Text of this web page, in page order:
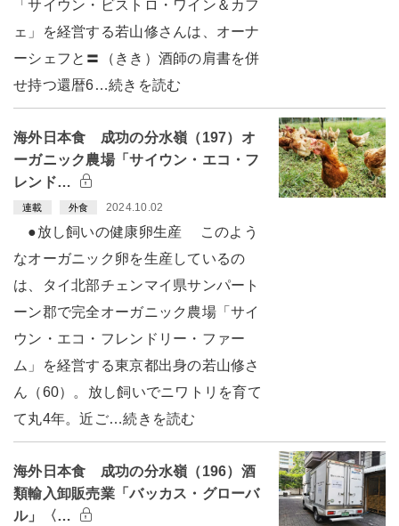
「サイウン・ビストロ・ワイン＆カフ
ェ」を経営する若山修さんは、オーナ
ーシェフと〓（きき）酒師の肩書を併
せ持つ還暦6…続きを読む
海外日本食 成功の分水嶺（197）オ
ーガニック農場「サイウン・エコ・フ
レンド…
連載 外食 2024.10.02
●放し飼いの健康卵生産 このよう
なオーガニック卵を生産しているの
は、タイ北部チェンマイ県サンパート
ーン郡で完全オーガニック農場「サイ
ウン・エコ・フレンドリー・ファー
ム」を経営する東京都出身の若山修さ
ん（60）。放し飼いでニワトリを育て
て丸4年。近ご…続きを読む
海外日本食 成功の分水嶺（196）酒
類輸入卸販売業「バッカス・グローバ
ル」〈…